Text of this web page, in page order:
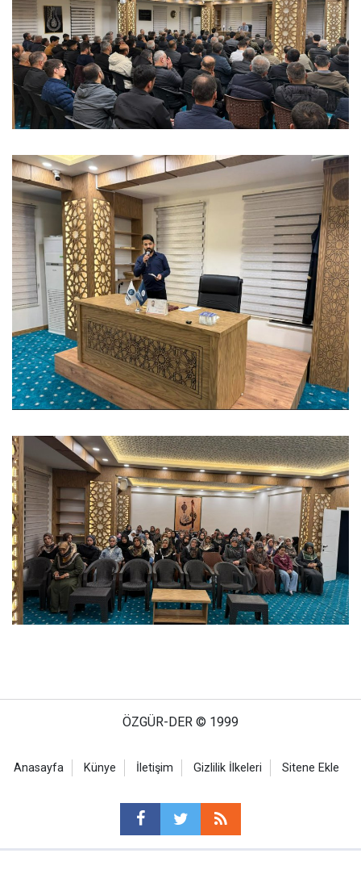
ÖZGÜR-DER © 1999
Anasayfa Künye İletişim Gizlilik İlkeleri Sitene Ekle